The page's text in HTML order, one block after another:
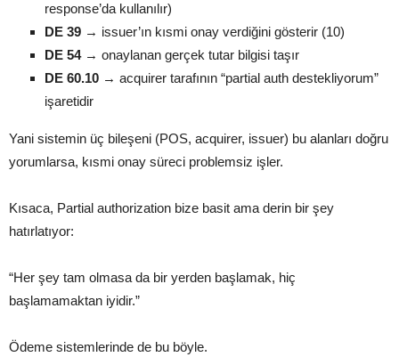
response’da kullanılır)
DE 39 → issuer’ın kısmi onay verdiğini gösterir (10)
DE 54→ onaylanan gerçek tutar bilgisi taşır
DE 60.10 → acquirer tarafının “partial auth destekliyorum”
işaretidir
Yani sistemin üç bileşeni (POS, acquirer, issuer) bu alanları doğru
yorumlarsa, kısmi onay süreci problemsiz işler.
Kısaca, Partial authorization bize basit ama derin bir şey
hatırlatıyor:
“Her şey tam olmasa da bir yerden başlamak, hiç
başlamamaktan iyidir.”
Ödeme sistemlerinde de bu böyle.